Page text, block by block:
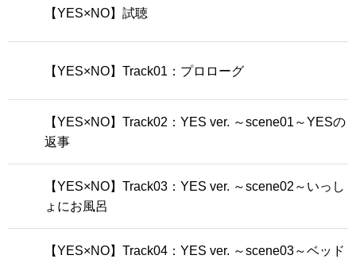
【YES×NO】試聴
【YES×NO】Track01：プロローグ
【YES×NO】Track02：YES ver. ～scene01～YESの
返事
【YES×NO】Track03：YES ver. ～scene02～いっし
ょにお風呂
【YES×NO】Track04：YES ver. ～scene03～ベッド